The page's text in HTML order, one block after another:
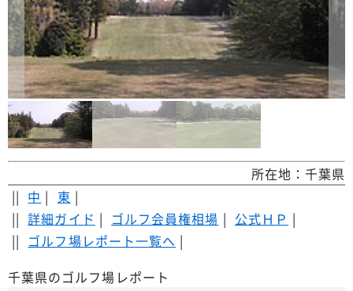
所在地：千葉県
|| 中 | 東 |
||詳細ガイド | ゴルフ会員権相場 | 公式ＨＰ |
|| ゴルフ場レポート一覧へ |
千葉県のゴルフ場レポート